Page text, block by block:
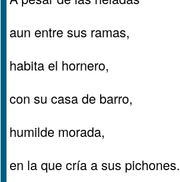
aun entre sus ramas,
habita el hornero,
con su casa de barro,
humilde morada,
en la que cría a sus pichones.